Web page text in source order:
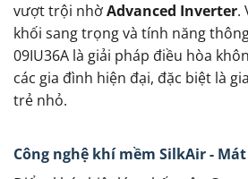
vượt trội nhờAdvanced Inverter.
khối sang trọng và tính năng
09IU36A là giải pháp điều hòa
các gia đình hiện đại, đặc biệt là
trẻ nhỏ.
Công nghệ khí mềm SilkAir -